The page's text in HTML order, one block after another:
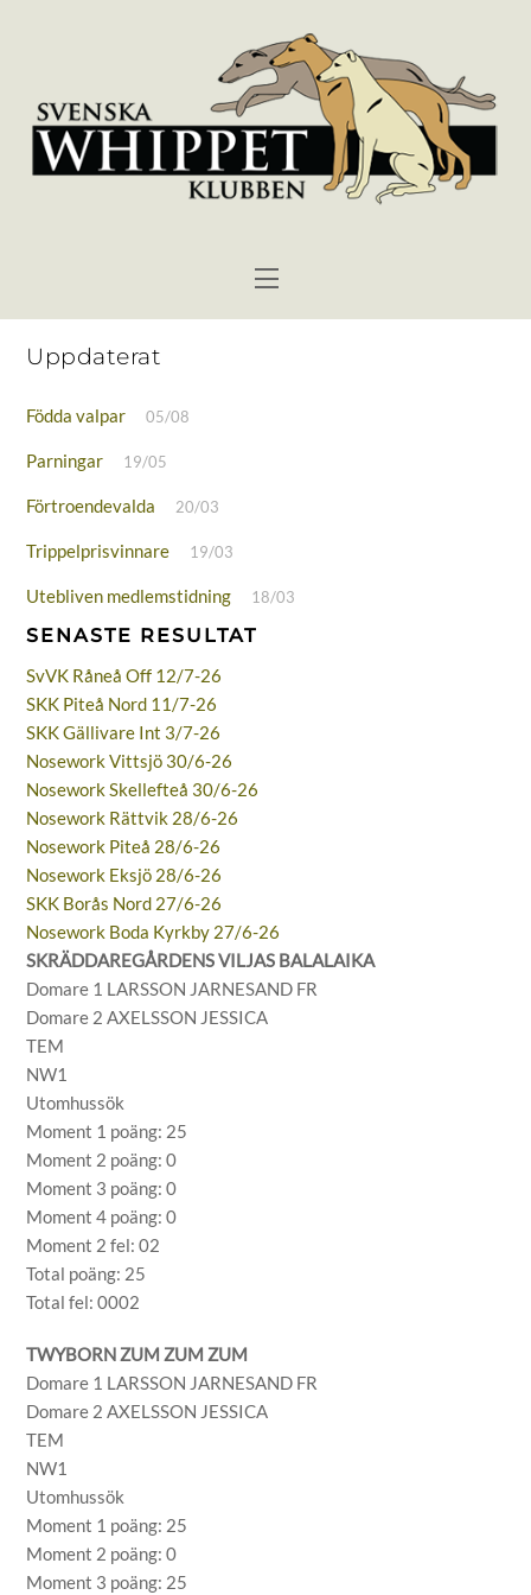
Menu
Uppdaterat
Födda valpar 05/08
Parningar 19/05
Förtroendevalda 20/03
Trippelprisvinnare 19/03
Utebliven medlemstidning 18/03
SENASTE RESULTAT
SvVK Råneå Off 12/7-26
SKK Piteå Nord 11/7-26
SKK Gällivare Int 3/7-26
Nosework Vittsjö 30/6-26
Nosework Skellefteå 30/6-26
Nosework Rättvik 28/6-26
Nosework Piteå 28/6-26
Nosework Eksjö 28/6-26
SKK Borås Nord 27/6-26
Nosework Boda Kyrkby 27/6-26
SKRÄDDAREGÅRDENS VILJAS BALALAIKA
Domare 1 LARSSON JARNESAND FR
Domare 2 AXELSSON JESSICA
TEM
NW1
Utomhussök
Moment 1 poäng: 25
Moment 2 poäng: 0
Moment 3 poäng: 0
Moment 4 poäng: 0
Moment 2 fel: 02
Total poäng: 25
Total fel: 0002
TWYBORN ZUM ZUM ZUM
Domare 1 LARSSON JARNESAND FR
Domare 2 AXELSSON JESSICA
TEM
NW1
Utomhussök
Moment 1 poäng: 25
Moment 2 poäng: 0
Moment 3 poäng: 25